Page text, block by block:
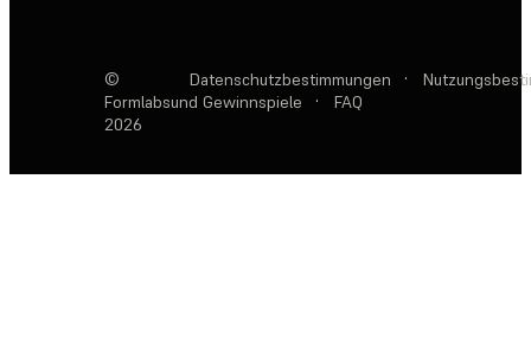
©
Formlabs
2026
Datenschutzbestimmungen ·
und Gewinnspiele
· FAQ